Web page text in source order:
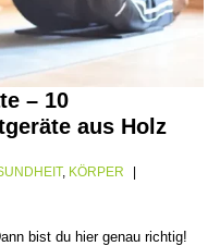
– 10
aus Holz
, KÖRPER
bist du hier genau richtig!